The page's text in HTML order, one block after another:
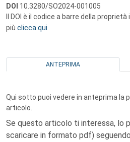
DOI 10.3280/SO2024-001005
Il DOI è il codice a barre della
più clicca qui
ANTEPRIMA
Qui sotto puoi vedere in anteprima la
articolo.
Se questo articolo ti interessa, lo
scaricare in formato pdf)